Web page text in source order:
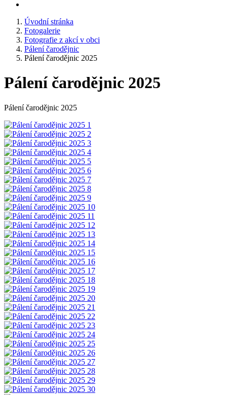
Úvodní stránka
Fotogalerie
Fotografie z akcí v obci
Pálení čarodějnic
Pálení čarodějnic 2025
Pálení čarodějnic 2025
Pálení čarodějnic 2025